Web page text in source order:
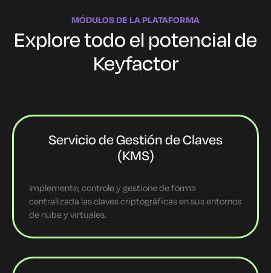
MÓDULOS DE LA PLATAFORMA
Explore todo el potencial de
Keyfactor
Servicio de Gestión de Claves
(KMS)
Implemente, controle y gestione de forma
centralizada las claves criptográficas en sus entornos
de nube y virtuales.